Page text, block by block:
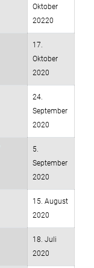
Oktober
20220
17.
Oktober
2020
24.
September
2020
5.
September
2020
15. August
2020
18. Juli
2020